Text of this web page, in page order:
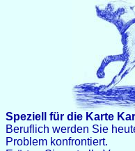
Speziell für die Karte
Beruflich werden Sie
Problem konfrontiert.